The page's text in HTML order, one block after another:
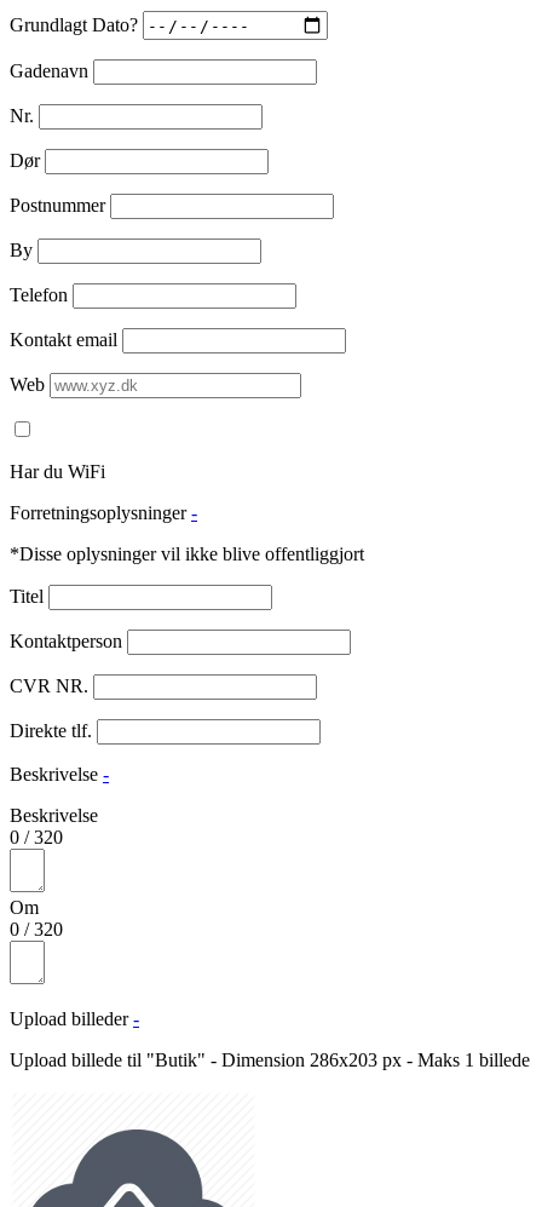
Grundlagt Dato?
Gadenavn
Nr.
Dør
Postnummer
By
Telefon
Kontakt email
Web
Har du WiFi
Forretningsoplysninger -
*Disse oplysninger vil ikke blive offentliggjort
Titel
Kontaktperson
CVR NR.
Direkte tlf.
Beskrivelse -
Beskrivelse
0 /320
Om
0 /320
Upload billeder -
Upload billede til "Butik" - Dimension 286x203 px - Maks 1 billede